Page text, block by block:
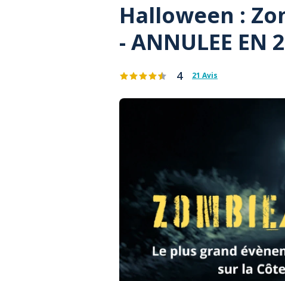
Halloween :
- ANNULEE EN
4 21 Avis